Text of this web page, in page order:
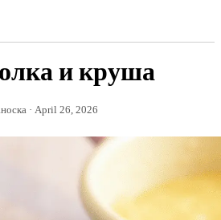
и круша
· April 26, 2026